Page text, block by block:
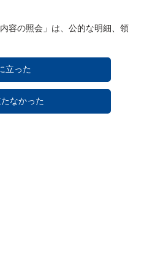
容の照会」は、公的な明細、領
立った
なかった